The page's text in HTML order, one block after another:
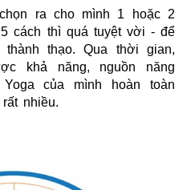
ra cho mình 1 hoặc 2
cách thì quá tuyệt vời - để
thạo. Qua thời gian,
khả năng, nguồn năng
của mình hoàn toàn
nhiều.